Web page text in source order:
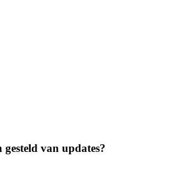
van updates?